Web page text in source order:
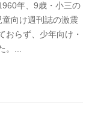
年、9歳・小三の
向け週刊誌の激震
おらず、少年向け・
。...